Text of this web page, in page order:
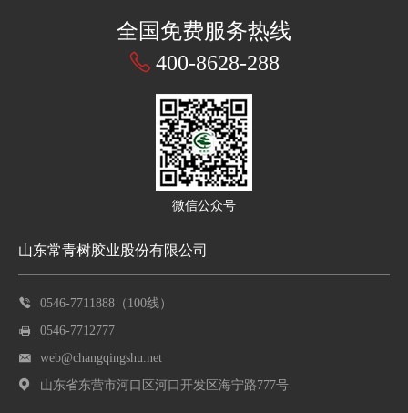
全国免费服务热线
400-8628-288
微信公众号
山东常青树胶业股份有限公司
0546-7711888（100线）
0546-7712777
web@changqingshu.net
山东省东营市河口区河口开发区海宁路777号